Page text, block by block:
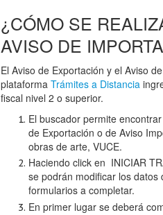
¿CÓMO SE
AVISO DE
El Aviso de Exportación y el Aviso
plataforma Trámites a Distancia
fiscal nivel 2 o superior.
El buscador permite
de Exportación o de Aviso
obras de arte, VUCE.
Haciendo click en INICIAR
se podrán modificar los datos
formularios a completar.
En primer lugar se deberá